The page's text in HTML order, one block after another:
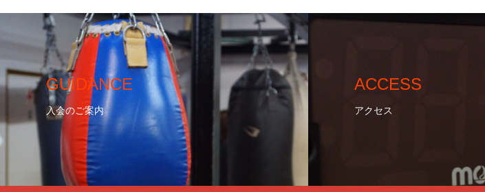
GUIDANCE
入会のご案内
ACCESS
アクセス